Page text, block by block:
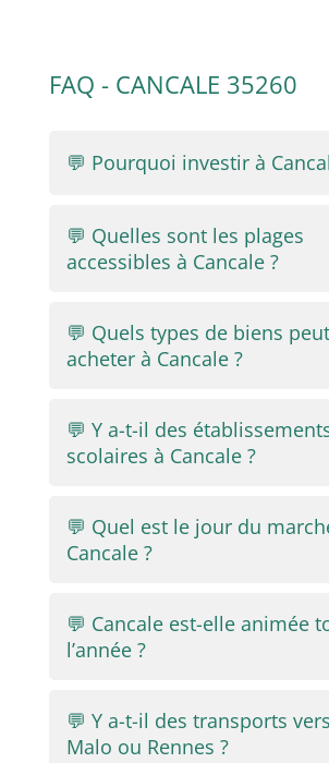
FAQ - CANCALE 35260
💬 Pourquoi investir à
💬 Quelles sont les plages
accessibles à Cancale ?
💬 Quels types de biens
acheter à Cancale ?
💬 Y a-t-il des
scolaires à Cancale ?
💬 Quel est le jour du
Cancale ?
💬 Cancale est-elle animée
l’année ?
💬 Y a-t-il des transports
Malo ou Rennes ?